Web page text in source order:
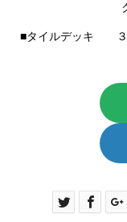
クリエモカ
■タイルデッキ ３